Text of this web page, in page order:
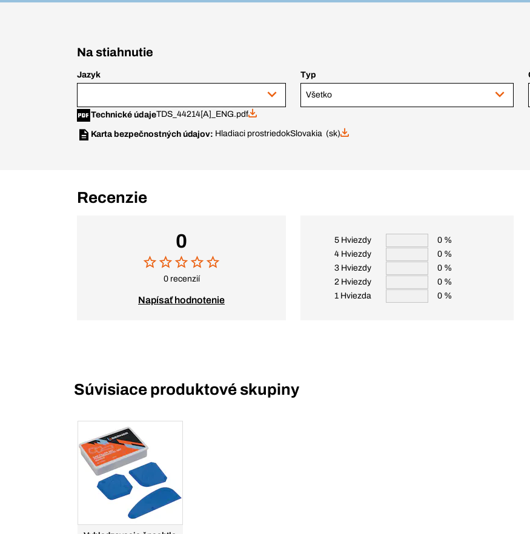
Na stiahnutie
Jazyk Typ
Všetko
Technické údajeTDS_44214[A]_ENG.pdf
Karta bezpečnostných údajov: Hladiaci prostriedokSlovakia (sk)
Recenzie
0
0 recenzií
Napísať hodnotenie
5 Hviezdy
0 %
4 Hviezdy
0 %
3 Hviezdy
0 %
2 Hviezdy
0 %
1 Hviezda
0 %
Súvisiace produktové skupiny